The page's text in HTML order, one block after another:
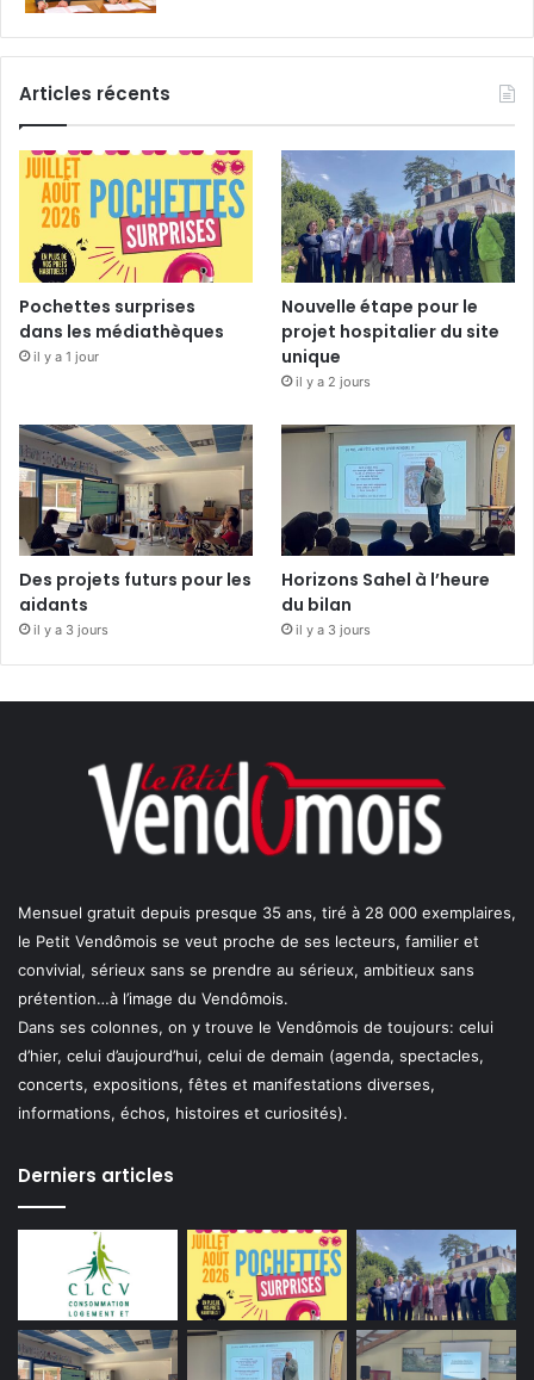
Articles récents
Pochettes surprises
dans les médiathèques
il y a 1 jour
Nouvelle étape pour le
projet hospitalier du site
unique
il y a 2 jours
Des projets futurs pour les
aidants
il y a 3 jours
Horizons Sahel à l’heure
du bilan
il y a 3 jours
Mensuel gratuit depuis presque 35 ans, tiré à 28 000 exemplaires,
le Petit Vendômois se veut proche de ses lecteurs, familier et
convivial, sérieux sans se prendre au sérieux, ambitieux sans
prétention…à l’image du Vendômois.
Dans ses colonnes, on y trouve le Vendômois de toujours: celui
d’hier, celui d’aujourd’hui, celui de demain (agenda, spectacles,
concerts, expositions, fêtes et manifestations diverses,
informations, échos, histoires et curiosités).
Derniers articles